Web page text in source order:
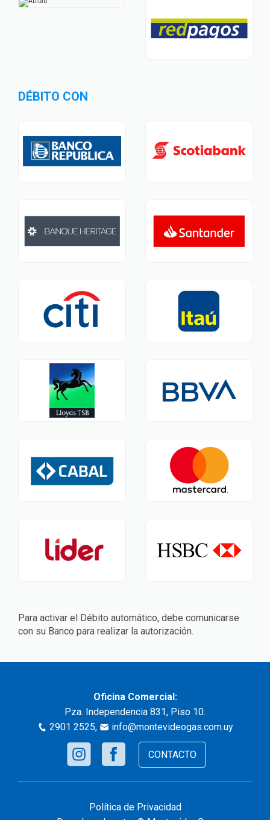
DÉBITO CON
Para activar el Débito automático, debe comunicarse
con su Banco para realizar la autorización.
Oficina Comercial:
Pza. Independencia 831, Piso 10.
2901 2525, info@montevideogas.com.uy
CONTACTO
Política de Privacidad